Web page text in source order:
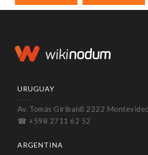
URUGUAY
Av. Tomás Giribaldi 2222
☎ +598 2711 62 52
ARGENTINA